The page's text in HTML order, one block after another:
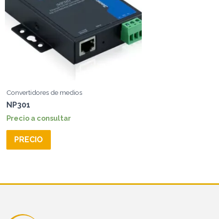
Convertidores de medios
NP301
Precio a consultar
PRECIO